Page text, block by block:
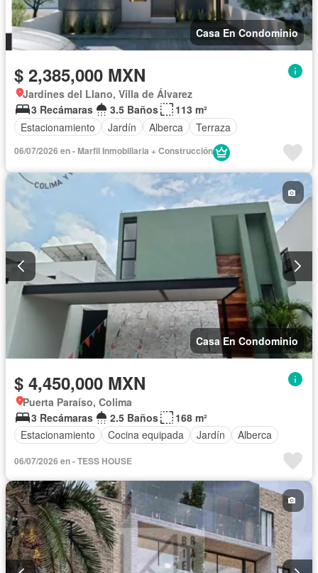
Casa En Condominio
$ 2,385,000 MXN
Jardines del Llano, Villa de Álvarez
3 Recámaras
3.5 Baños
113 m²
Estacionamiento
Jardín Alberca Terraza
06/07/2026 en - Marfil Inmobiliaria + Construcción
Casa En Condominio
$ 4,450,000 MXN
Puerta Paraíso, Colima
3 Recámaras
2.5 Baños
168 m²
Estacionamiento
Cocina equipada Jardín Alberca
06/07/2026 en - TESS HOUSE